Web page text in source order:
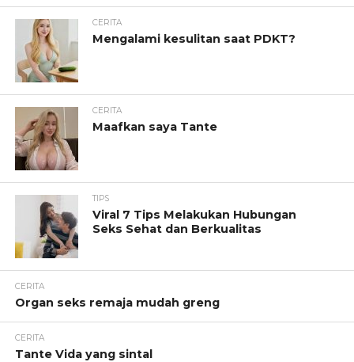
CERITA
Mengalami kesulitan saat PDKT?
CERITA
Maafkan saya Tante
TIPS
Viral 7 Tips Melakukan Hubungan
Seks Sehat dan Berkualitas
CERITA
Organ seks remaja mudah greng
CERITA
Tante Vida yang sintal